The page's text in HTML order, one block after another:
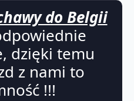
do Belgii
dzięki temu
z nami to
!!!